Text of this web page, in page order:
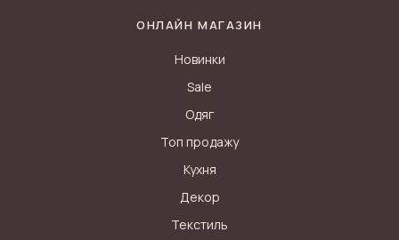
ОНЛАЙН МАГАЗИН
Новинки
Sale
Одяг
Топ продажу
Кухня
Декор
Текстиль